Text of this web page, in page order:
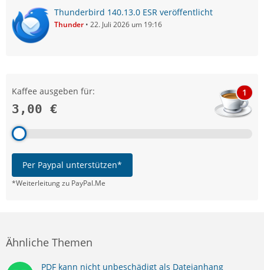
Thunderbird 140.13.0 ESR veröffentlicht
Thunder 22. Juli 2026 um 19:16
Kaffee ausgeben für:
3,00 €
1
Per Paypal unterstützen*
*Weiterleitung zu PayPal.Me
Ähnliche Themen
PDF kann nicht unbeschädigt als Dateianhang